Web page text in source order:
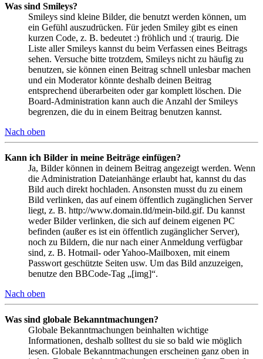
Was sind Smileys?
Smileys sind kleine Bilder, die benutzt werden können, um
ein Gefühl auszudrücken. Für jeden Smiley gibt es einen
kurzen Code, z. B. bedeutet :) fröhlich und :( traurig. Die
Liste aller Smileys kannst du beim Verfassen eines Beitrags
sehen. Versuche bitte trotzdem, Smileys nicht zu häufig zu
benutzen, sie können einen Beitrag schnell unlesbar machen
und ein Moderator könnte deshalb deinen Beitrag
entsprechend überarbeiten oder gar komplett löschen. Die
Board-Administration kann auch die Anzahl der Smileys
begrenzen, die du in einem Beitrag benutzen kannst.
Nach oben
Kann ich Bilder in meine Beiträge einfügen?
Ja, Bilder können in deinem Beitrag angezeigt werden. Wenn
die Administration Dateianhänge erlaubt hat, kannst du das
Bild auch direkt hochladen. Ansonsten musst du zu einem
Bild verlinken, das auf einem öffentlich zugänglichen Server
liegt, z. B. http://www.domain.tld/mein-bild.gif. Du kannst
weder Bilder verlinken, die sich auf deinem eigenen PC
befinden (außer es ist ein öffentlich zugänglicher Server),
noch zu Bildern, die nur nach einer Anmeldung verfügbar
sind, z. B. Hotmail- oder Yahoo-Mailboxen, mit einem
Passwort geschützte Seiten usw. Um das Bild anzuzeigen,
benutze den BBCode-Tag „[img]“.
Nach oben
Was sind globale Bekanntmachungen?
Globale Bekanntmachungen beinhalten wichtige
Informationen, deshalb solltest du sie so bald wie möglich
lesen. Globale Bekanntmachungen erscheinen ganz oben in